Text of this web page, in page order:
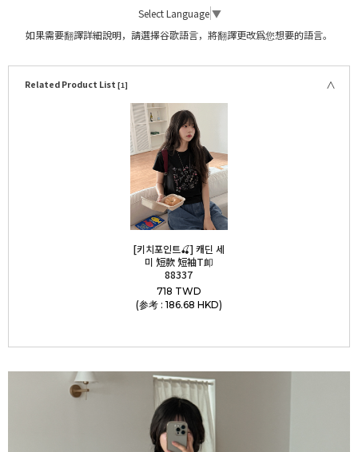
Select Language ▼
如果需要翻譯詳細說明，請選擇谷歌語言，將翻譯更改爲您想要的語言。
Related Product List [1]
[키치포인트🍒] 캐딘 세
미 短款 短袖T卹
88337
718 TWD
(参考 : 186.68 HKD)